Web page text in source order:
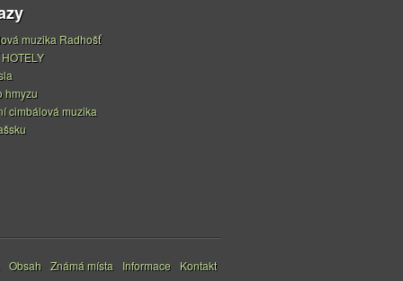
muzika Radhošť
hmyzu
cimbálová muzika
Obsah Známá místa Informace Kontakt